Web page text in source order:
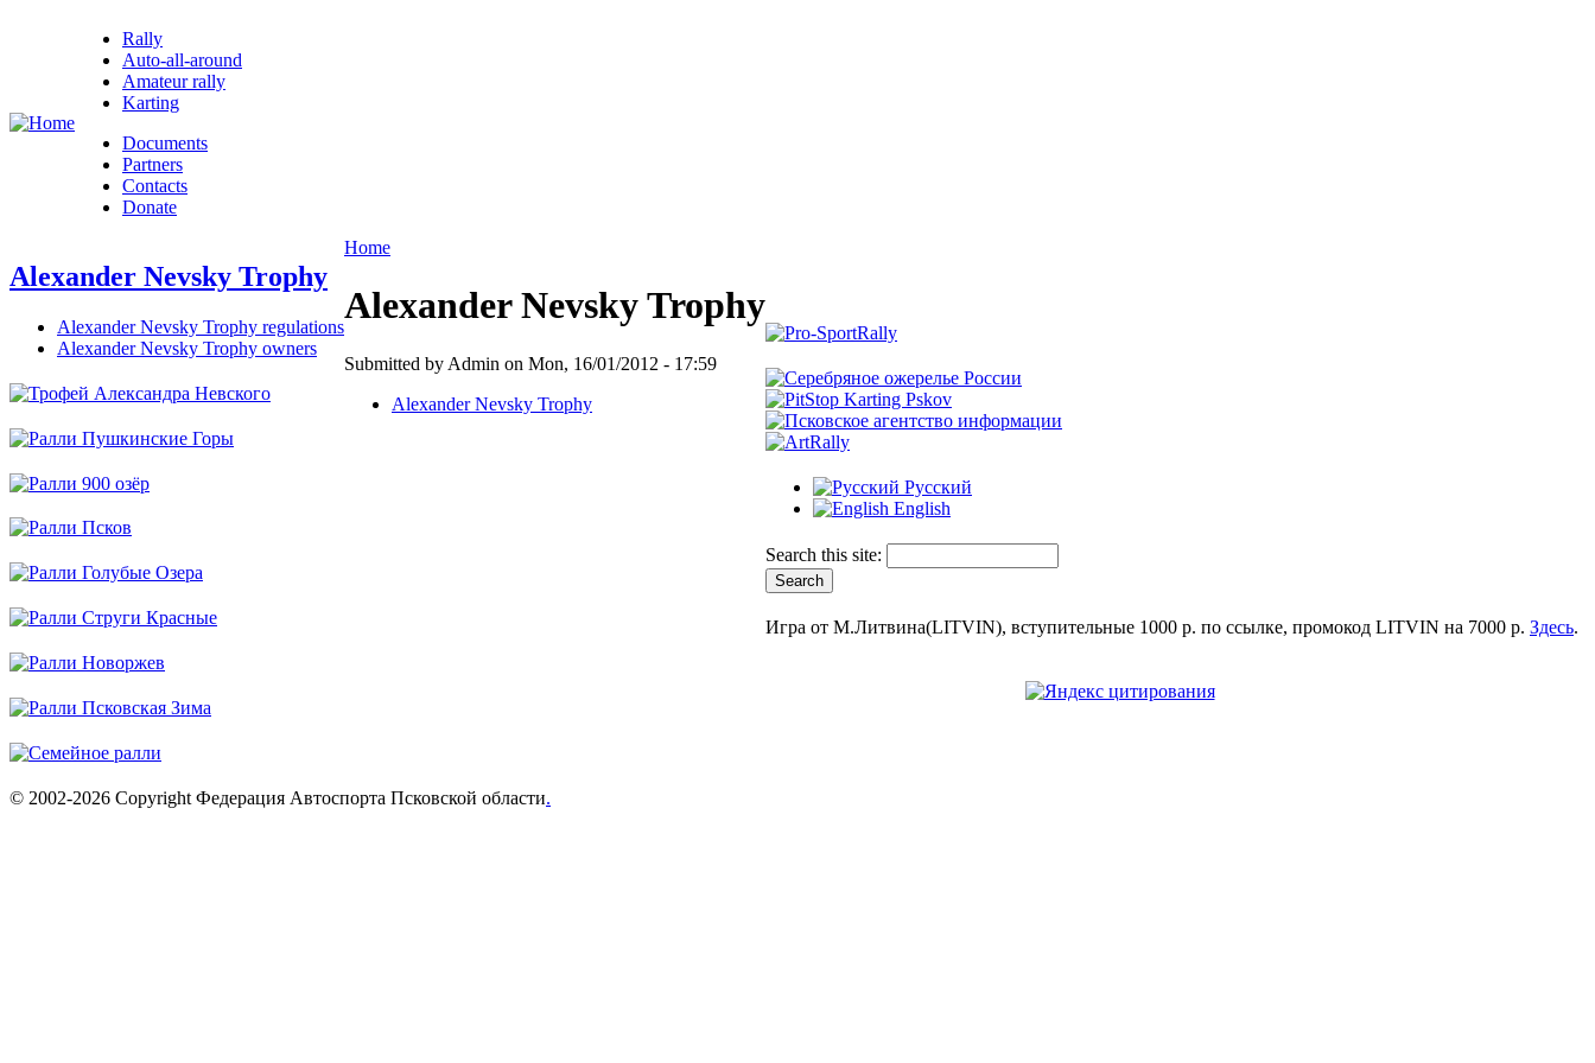
Rally
Auto-all-around
Amateur rally
Karting
Documents
Partners
Contacts
Donate
Alexander Nevsky Trophy
Alexander Nevsky Trophy regulations
Alexander Nevsky Trophy owners
Home
Alexander Nevsky Trophy
Submitted by Admin on Mon, 16/01/2012 - 17:59
Alexander Nevsky Trophy
Русский
English
Search this site:
Игра от М.Литвина(LITVIN), вступительные 1000 р. по ссылке, промокод LITVIN на 7000 р. Здесь.
© 2002-2026 Copyright Федерация Автоспорта Псковской области.